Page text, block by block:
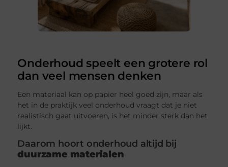
Onderhoud speelt een grotere rol
dan veel mensen denken
Een materiaal kan op papier heel goed zijn, maar als
het in de praktijk veel onderhoud vraagt dat je niet
realistisch gaat uitvoeren, is het minder sterk dan het
lijkt.
Daarom hoort onderhoud altijd bij
duurzame materialen